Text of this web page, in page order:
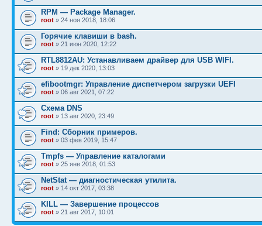
RPM — Package Manager.
root » 24 ноя 2018, 18:06
Горячие клавиши в bash.
root » 21 июн 2020, 12:22
RTL8812AU: Устанавливаем драйвер для USB WIFI.
root » 19 дек 2020, 13:03
efibootmgr: Управление диспетчером загрузки UEFI
root » 06 авг 2021, 07:22
Схема DNS
root » 13 авг 2020, 23:49
Find: Сборник примеров.
root » 03 фев 2019, 15:47
Tmpfs — Управление каталогами
root » 25 янв 2018, 01:53
NetStat — диагностическая утилита.
root » 14 окт 2017, 03:38
KILL — Завершение процессов
root » 21 авг 2017, 10:01